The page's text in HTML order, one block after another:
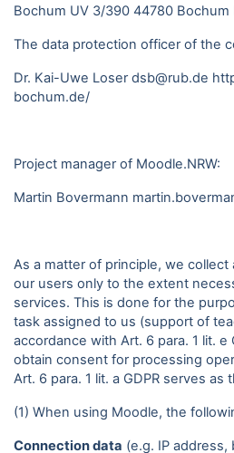
Bochum UV 3/390 44780
The data protection officer of the
Dr. Kai-Uwe Loser dsb@rub.de
bochum.de/
Project manager of Moodle.NRW:
Martin Bovermann
As a matter of principle, we
our users only to the extent
services. This is done for the
task assigned to us (support of
accordance with Art. 6 para. 1 lit. e
obtain consent for processing
Art. 6 para. 1 lit. a GDPR serves as
(1) When using Moodle, the
Connection data (e.g. IP